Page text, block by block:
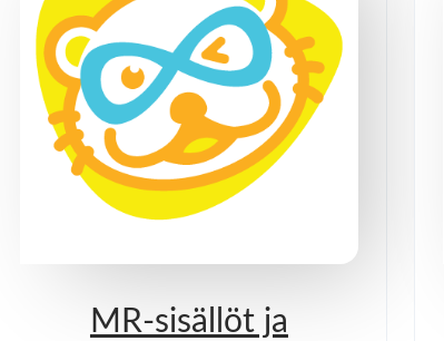
MR-sisällöt ja